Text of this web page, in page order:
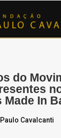
do
Made In
Cavalcanti